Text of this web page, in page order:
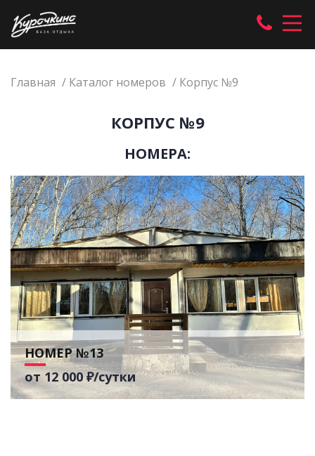
Главная Каталог номеров Корпус №9
КОРПУС №9
НОМЕРА:
НОМЕР №13
от 12 000 ₽/сутки